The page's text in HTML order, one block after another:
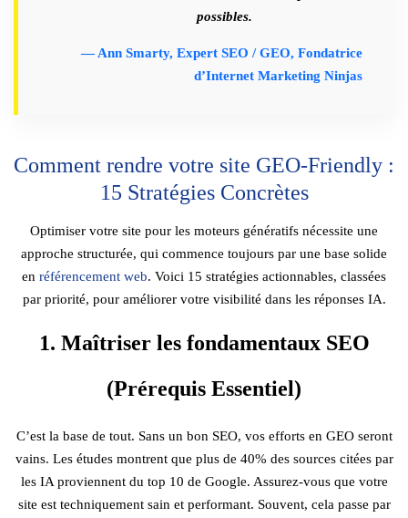
possibles.
— Ann Smarty, Expert SEO / GEO, Fondatrice
d’Internet Marketing Ninjas
Comment rendre votre site GEO-Friendly :
15 Stratégies Concrètes
Optimiser votre site pour les moteurs génératifs nécessite une
approche structurée, qui commence toujours par une base solide
en référencement web. Voici 15 stratégies actionnables, classées
par priorité, pour améliorer votre visibilité dans les réponses IA.
1. Maîtriser les fondamentaux SEO
(Prérequis Essentiel)
C’est la base de tout. Sans un bon SEO, vos efforts en GEO seront
vains. Les études montrent que plus de 40% des sources citées par
les IA proviennent du top 10 de Google. Assurez-vous que votre
site est techniquement sain et performant. Souvent, cela passe par